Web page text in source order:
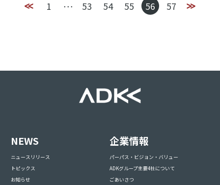
1 ･･･ 53 54 55 56 57
NEWS
ニュースリリース
トピックス
お知らせ
企業情報
パーパス・ビジョン・バリュー
ADKグループ主要4社について
ごあいさつ